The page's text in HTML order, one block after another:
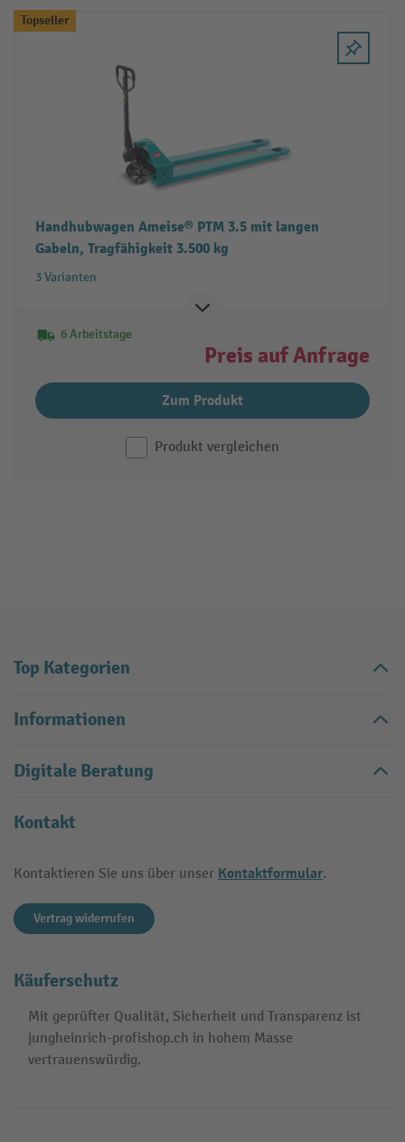
Topseller
Handhubwagen Ameise® PTM 3.5 mit langen
Gabeln, Tragfähigkeit 3.500 kg
3 Varianten
6 Arbeitstage
Preis auf Anfrage
Zum Produkt
Produkt vergleichen
Top Kategorien
Informationen
Digitale Beratung
Kontakt
Kontaktieren Sie uns über unser Kontaktformular.
Vertrag widerrufen
Käuferschutz
Mit geprüfter Qualität, Sicherheit und Transparenz ist
jungheinrich-profishop.ch in hohem Masse
vertrauenswürdig.